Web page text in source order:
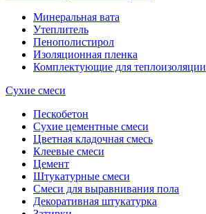
Минеральная вата
Утеплитель
Пенополистирол
Изоляционная пленка
Комплектующие для теплоизоляции
Сухие смеси
Пескобетон
Сухие цементные смеси
Цветная кладочная смесь
Клеевые смеси
Цемент
Штукатурные смеси
Смеси для выравнивания пола
Декоративная штукатурка